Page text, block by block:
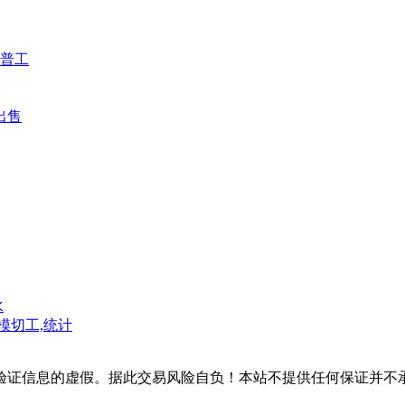
工
售
切工,统计
信息的虚假。据此交易风险自负！本站不提供任何保证并不